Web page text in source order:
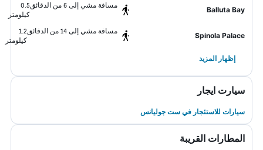
Balluta Bay
مسافة مشي إلى 6 من الدقائق
0.5
كيلومتر
Spinola Palace
مسافة مشي إلى 14 من الدقائق
1.2
كيلومتر
إظهار المزيد
سيارت ايجار
سيارات للاستئجار في ست جوليانس
المطارات القريبة